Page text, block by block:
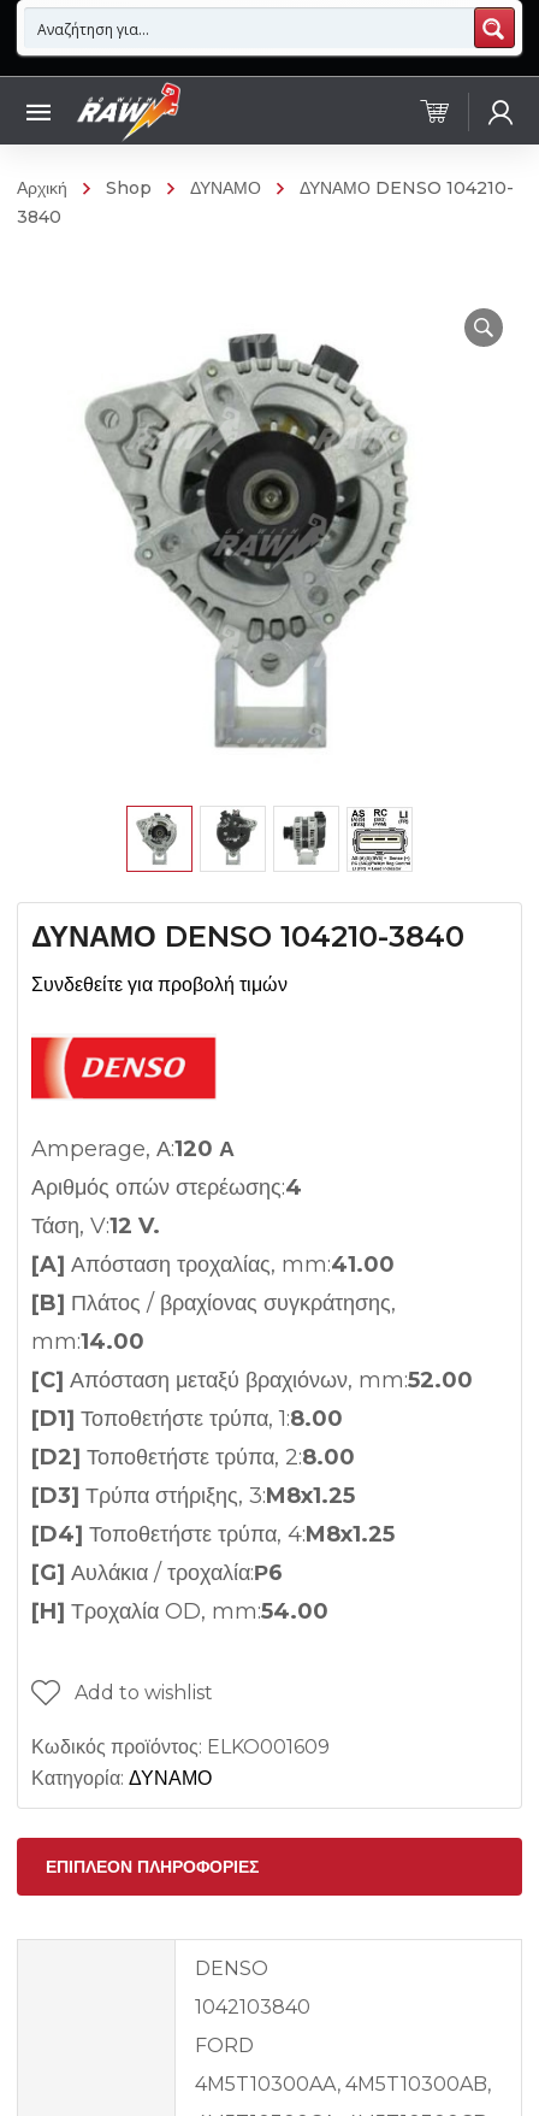
Αρχική Shop ΔΥΝΑΜΟ
ΔΥΝΑΜΟ DENSO 104210-
3840
ΔΥΝΑΜΟ DENSO 104210-3840
Συνδεθείτε για προβολή τιμών
Amperage, Α:120 Α
Αριθμός οπών στερέωσης:4
Τάση, V:12 V.
[A] Απόσταση τροχαλίας, mm:41.00
[B] Πλάτος / βραχίονας συγκράτησης,
mm:14.00
[C] Απόσταση μεταξύ βραχιόνων, mm:52.00
[D1] Τοποθετήστε τρύπα, 1:8.00
[D2] Τοποθετήστε τρύπα, 2:8.00
[D3] Τρύπα στήριξης, 3:M8x1.25
[D4] Τοποθετήστε τρύπα, 4:M8x1.25
[G] Αυλάκια / τροχαλία:Ρ6
[H] Τροχαλία OD, mm:54.00
Add to wishlist
Κωδικός προϊόντος: ELKO001609
Κατηγορία: ΔΥΝΑΜΟ
ΕΠΙΠΛΈΟΝ ΠΛΗΡΟΦΟΡΊΕΣ
DENSO
1042103840
FORD
4M5T10300AA, 4M5T10300AB,